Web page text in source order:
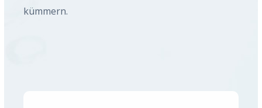
kümmern.